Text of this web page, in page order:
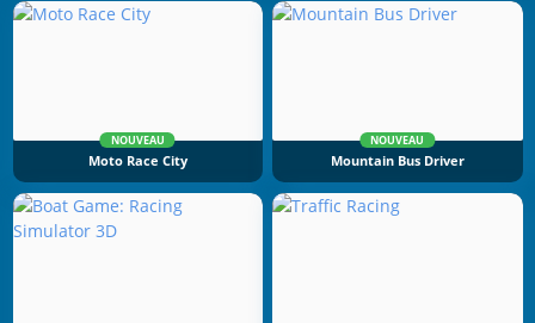
NOUVEAU
Moto Race City
NOUVEAU
Mountain Bus Driver